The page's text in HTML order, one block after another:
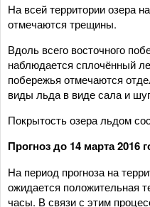
На всей территории озера
отмечаются трещины.
Вдоль всего восточного
наблюдается сплочённый
побережья отмечаются
виды льда в виде сала и
Покрытость озера льдом
Прогноз до 14 марта 2016
На период прогноза на
ожидается положительная
часы. В связи с этим